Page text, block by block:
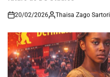
on
20/02/2026 Thaisa Zago Sartori